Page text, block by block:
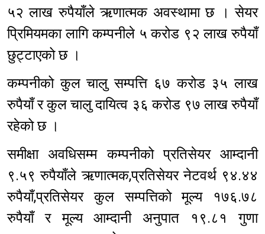
५२ लाख रुपैयाँले ऋणात्मक अवस्थामा छ । सेयर
प्रिमियमका लागि कम्पनीले ५ करोड ९२ लाख रुपैयाँ
छुट्टाएको छ ।
कम्पनीको कुल चालु सम्पत्ति ६७ करोड ३५ लाख
रुपैयाँ र कुल चालु दायित्व ३६ करोड ९७ लाख रुपैयाँ
रहेको छ ।
समीक्षा अवधिसम्म कम्पनीको प्रतिसेयर आम्दानी
९.५९ रुपैयाँले ऋणात्मक,प्रतिसेयर नेटवर्थ ९४.४४
रुपैयाँ,प्रतिसेयर कुल सम्पत्तिको मूल्य १७६.७८
रुपैयाँ र मूल्य आम्दानी अनुपात १९.८१ गुणा